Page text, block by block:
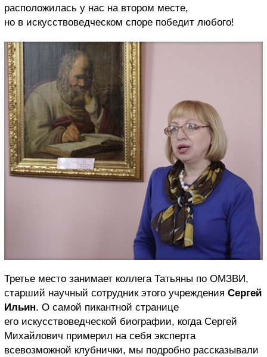
расположилась у нас на втором месте,
но в искусствоведческом споре победит любого!
Третье место занимает коллега Татьяны по ОМЗВИ,
старший научный сотрудник этого учреждения Сергей
Ильин. О самой пикантной странице
его искусствоведческой биографии, когда Сергей
Михайлович примерил на себя эксперта
всевозможной клубнички, мы подробно рассказывали